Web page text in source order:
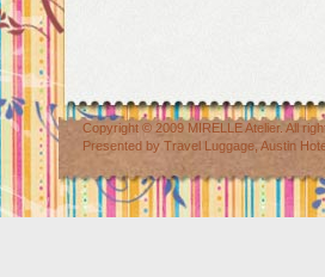
Copyright © 2009 MIRELLE Atelier. All
Presented by Travel Luggage Austin